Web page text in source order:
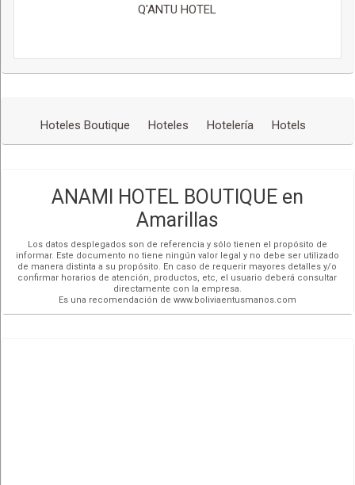
Q'ANTU HOTEL
Hoteles Boutique Hoteles Hotelería Hotels
ANAMI HOTEL BOUTIQUE en
Amarillas
Los datos desplegados son de referencia y sólo tienen el propósito de
informar. Este documento no tiene ningún valor legal y no debe ser utilizado
de manera distinta a su propósito. En caso de requerir mayores detalles y/o
confirmar horarios de atención, productos, etc, el usuario deberá consultar
directamente con la empresa.
Es una recomendación de www.boliviaentusmanos.com